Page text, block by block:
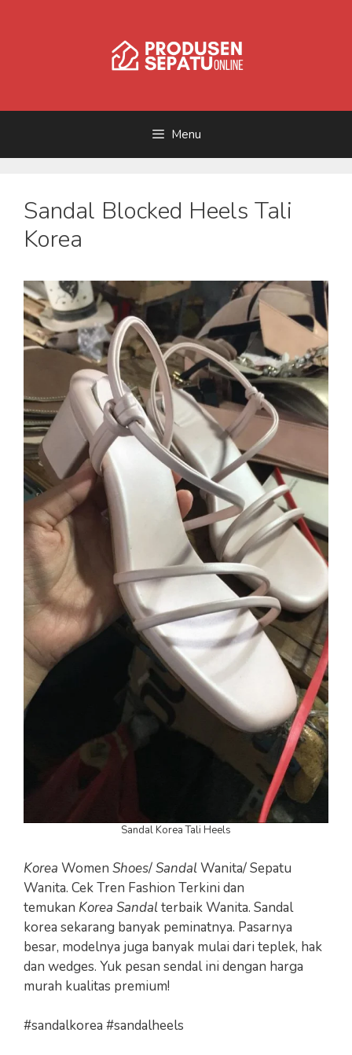
Menu
Sandal Blocked Heels Tali
Korea
Sandal Korea Tali Heels
Korea Women Shoes/SandalWanita/ Sepatu
Wanita. Cek Tren Fashion Terkini dan
temukan Korea Sandalterbaik Wanita. Sandal
korea sekarang banyak peminatnya. Pasarnya
besar, modelnya juga banyak mulai dari teplek, hak
dan wedges. Yuk pesan sendal ini dengan harga
murah kualitas premium!
#sandalkorea #sandalheels